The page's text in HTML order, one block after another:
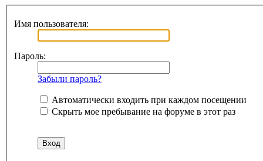
Имя пользователя:
Пароль:
Забыли пароль?
Автоматически входить при каждом посещении
Скрыть мое пребывание на форуме в этот раз